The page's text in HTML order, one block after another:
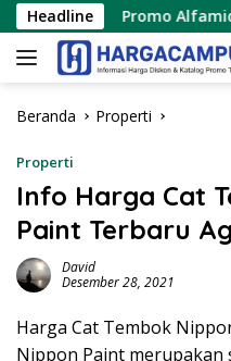
Langsung
ke
konten
Headline
Promo Alfamidi Twin
Beranda Properti
Properti
Info Harga Cat
Paint Terbaru
David
Desember 28, 2021
Harga Cat Tembok
Nippon Paint merupakan